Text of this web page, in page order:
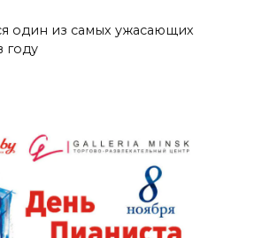
один из самых ужасающих
году